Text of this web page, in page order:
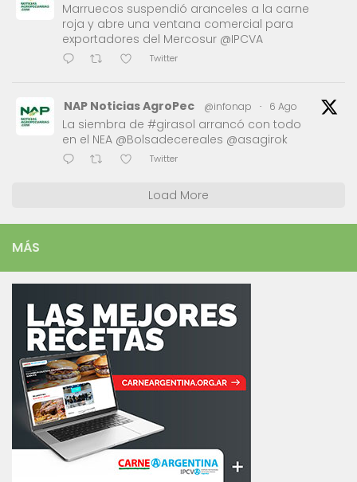
Marruecos suspendió aranceles a la carne
roja y abre una ventana comercial para
exportadores del Mercosur @IPCVA
Twitter
NAP Noticias AgroPec @infonap · 6 Ago
La siembra de #girasol arrancó con todo
en el NEA @Bolsadecereales @asagirok
Twitter
Load More
MÁS